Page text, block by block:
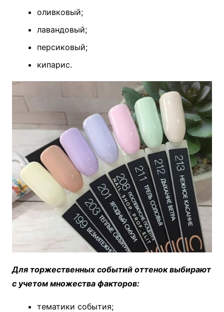
оливковый;
лавандовый;
персиковый;
кипарис.
Для торжественных событий оттенок выбирают
с учетом множества факторов:
тематики события;